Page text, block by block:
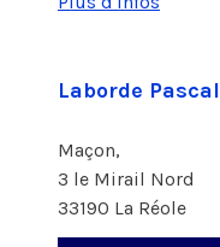
Laborde Pascal
Maçon,
3 le Mirail Nord
33190 La Réole